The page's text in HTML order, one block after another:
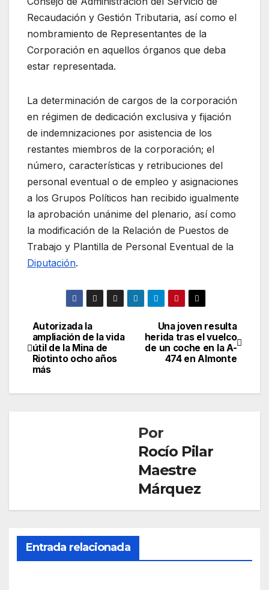
Recaudación y Gestión Tributaria, así como el
nombramiento de Representantes de la
Corporación en aquellos órganos que deba
estar representada.
La determinación de cargos de la corporación
en régimen de dedicación exclusiva y fijación
de indemnizaciones por asistencia de los
restantes miembros de la corporación; el
número, características y retribuciones del
personal eventual o de empleo y asignaciones
a los Grupos Políticos han recibido igualmente
la aprobación unánime del plenario, así como
la modificación de la Relación de Puestos de
Trabajo y Plantilla de Personal Eventual de la
Diputación.
Navegación
de
Una joven resulta
herida tras el vuelco
de un coche en la A-
474 en Almonte
Autorizada la
ampliación de la vida
útil de la Mina de
Riotinto ocho años
más
Por
Rocío Pilar
Maestre
Márquez
Entrada relacionada
SOCIEDAD
Mue